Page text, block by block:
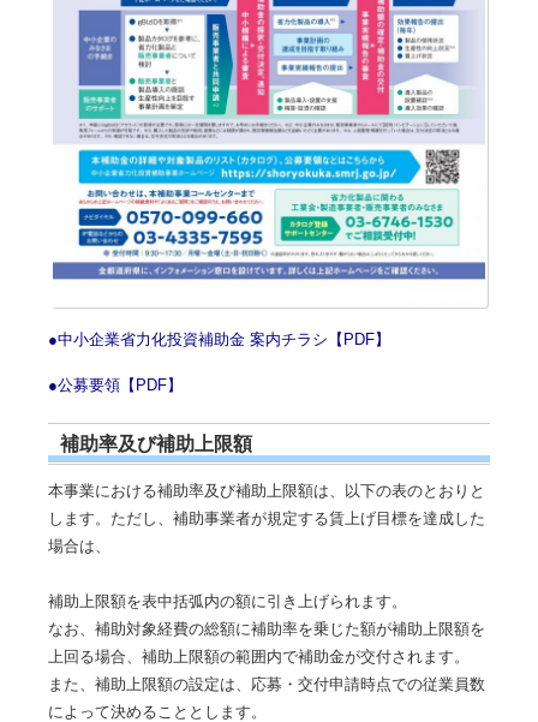
●中小企業省力化投資補助金 案内チラシ【PDF】
●公募要領【PDF】
補助率及び補助上限額
本事業における補助率及び補助上限額は、以下の表のとおりと
します。ただし、補助事業者が規定する賃上げ目標を達成した
場合は、
補助上限額を表中括弧内の額に引き上げられます。
なお、補助対象経費の総額に補助率を乗じた額が補助上限額を
上回る場合、補助上限額の範囲内で補助金が交付されます。
また、補助上限額の設定は、応募・交付申請時点での従業員数
によって決めることとします。